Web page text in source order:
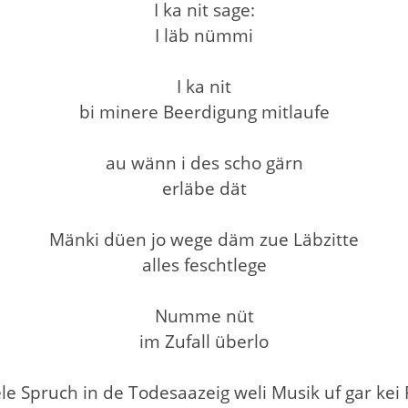
I ka nit sage:
I läb nümmi
I ka nit
bi minere Beerdigung mitlaufe
au wänn i des scho gärn
erläbe dät
Mänki düen jo wege däm zue Läbzitte
alles feschtlege
Numme nüt
im Zufall überlo
Spruch in de Todesaazeig weli Musik uf gar kei